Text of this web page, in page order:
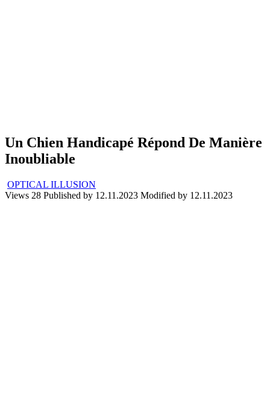
Un Chien Handicapé Répond De Manière
Inoubliable
OPTICAL ILLUSION
Views 28 Published by 12.11.2023 Modified by 12.11.2023